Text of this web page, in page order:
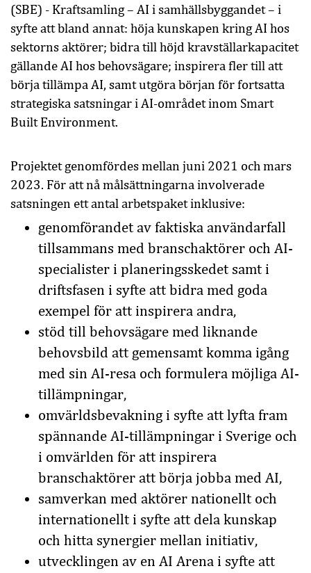
(SBE) - Kraftsamling – AI i samhällsbyggandet – i
syfte att bland annat: höja kunskapen kring AI hos
sektorns aktörer; bidra till höjd kravställarkapacitet
gällande AI hos behovsägare; inspirera fler till att
börja tillämpa AI, samt utgöra början för fortsatta
strategiska satsningar i AI-området inom Smart
Built Environment.
Projektet genomfördes mellan juni 2021 och mars
2023. För att nå målsättningarna involverade
satsningen ett antal arbetspaket inklusive:
genomförandet av faktiska användarfall
tillsammans med branschaktörer och AI-
specialister i planeringsskedet samt i
driftsfasen i syfte att bidra med goda
exempel för att inspirera andra,
stöd till behovsägare med liknande
behovsbild att gemensamt komma igång
med sin AI-resa och formulera möjliga AI-
tillämpningar,
omvärldsbevakning i syfte att lyfta fram
spännande AI-tillämpningar i Sverige och
i omvärlden för att inspirera
branschaktörer att börja jobba med AI,
samverkan med aktörer nationellt och
internationellt i syfte att dela kunskap
och hitta synergier mellan initiativ,
utvecklingen av en AI Arena i syfte att